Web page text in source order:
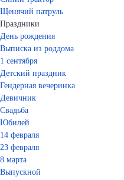
Щенячий патруль
Праздники
День рождения
Выписка из роддома
1 сентября
Детский праздник
Гендерная вечеринка
Девичник
Свадьба
Юбилей
14 февраля
23 февраля
8 марта
Выпускной